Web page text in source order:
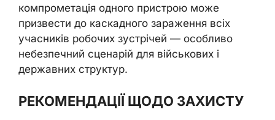
компрометація одного пристрою може
призвести до каскадного зараження всіх
учасників робочих зустрічей — особливо
небезпечний сценарій для військових і
державних структур.
РЕКОМЕНДАЦІЇ ЩОДО ЗАХИСТУ